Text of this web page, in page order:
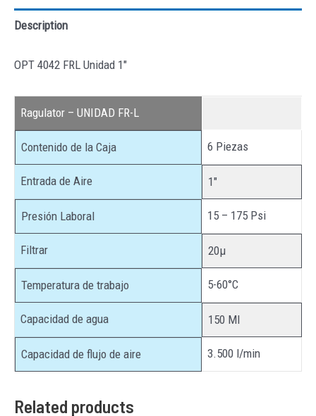
Description
OPT 4042 FRL Unidad 1″
Ragulator – UNIDAD FR-L
Contenido de la Caja 6 Piezas
Entrada de Aire 1″
Presión Laboral 15 – 175 Psi
Filtrar 20µ
Temperatura de trabajo 5-60°C
Capacidad de agua 150 Ml
Capacidad de flujo de aire 3.500 l/min
Related products